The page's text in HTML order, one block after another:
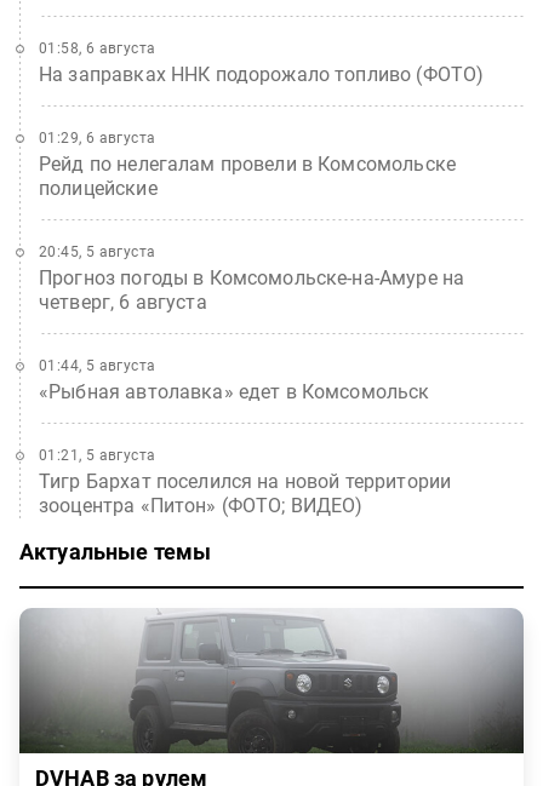
На заправках ННК подорожало топливо (ФОТО)
01:58, 6 августа
Рейд по нелегалам провели в Комсомольске
полицейские
01:29, 6 августа
Прогноз погоды в Комсомольске-на-Амуре на
четверг, 6 августа
20:45, 5 августа
«Рыбная автолавка» едет в Комсомольск
01:44, 5 августа
Тигр Бархат поселился на новой территории
зооцентра «Питон» (ФОТО; ВИДЕО)
01:21, 5 августа
Актуальные темы
DVHAB за рулем